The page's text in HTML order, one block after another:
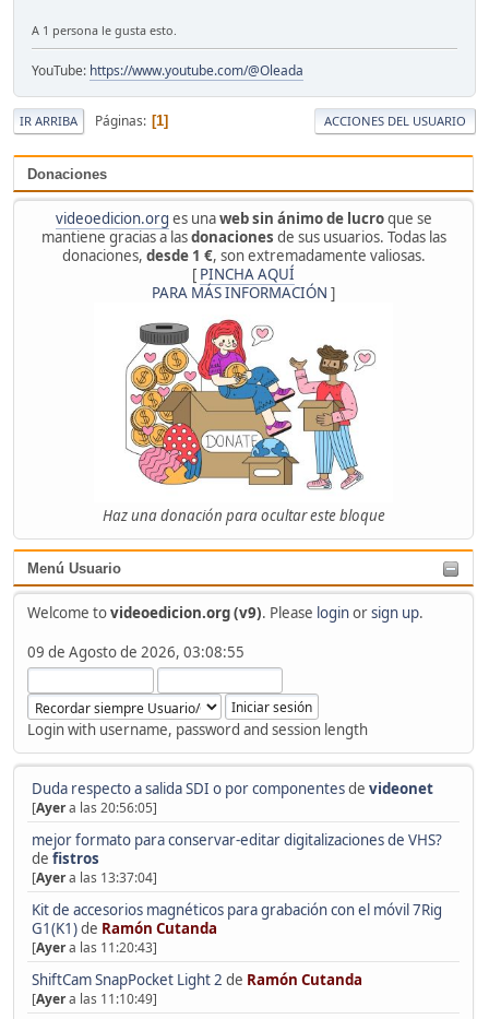
Donaciones
videoedicion.org es unaweb sin ánimo de lucroque se
mantiene gracias a lasdonaciones de sus usuarios. Todas las
donaciones, desde 1 €, son extremadamente valiosas.
[ PINCHA AQUÍ
PARA MÁS INFORMACIÓN ]
Haz una donación para ocultar este bloque
Menú Usuario
Welcome tovideoedicion.org (v9). Please loginorsign up.
09 de Agosto de 2026, 03:08:55
Login with username, password and session length
Duda respecto a salida SDI o por componentesde videonet
[Ayera las 20:56:05]
mejor formato para conservar-editar digitalizaciones de VHS?
de fistros
[Ayera las 13:37:04]
Kit de accesorios magnéticos para grabación con el móvil 7Rig
G1(K1)de Ramón Cutanda
[Ayera las 11:20:43]
ShiftCam SnapPocket Light 2 de Ramón Cutanda
[Ayera las 11:10:49]
A 1 persona le gusta esto.
YouTube: https://www.youtube.com/@Oleada
IR ARRIBA Páginas 1 ACCIONES DEL USUARIO